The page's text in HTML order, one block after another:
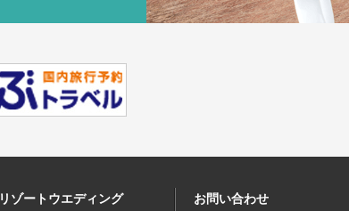
リゾートウエディング お問い合わせ